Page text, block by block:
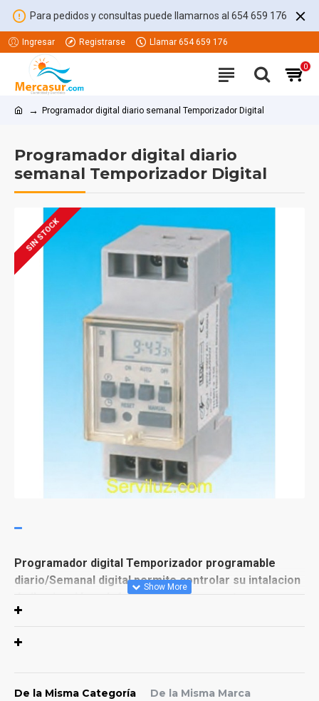
Para pedidos y consultas puede llamarnos al 654 659 176
Ingresar Registrarse Llamar 654 659 176
0
Programador digital diario semanal Temporizador Digital
Programador digital diario
semanal Temporizador Digital
SIN STOCK
Programador digital Temporizador programable
diario/Semanal digital permite controlar su intalacion
de iluminación calefaccion y otros aparatos
electricos programación diaria y semanal con opcion
De la Misma Categoría De la Misma Marca